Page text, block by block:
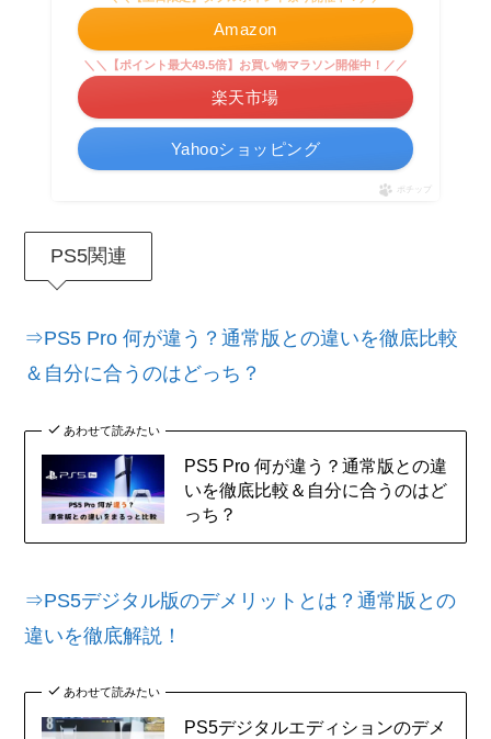
Amazon
＼＼【ポイント最大49.5倍】お買い物マラソン開催中！／／
楽天市場
Yahooショッピング
ポチップ
PS5関連
⇒PS5 Pro 何が違う？通常版との違いを徹底比較
＆自分に合うのはどっち？
あわせて読みたい
PS5 Pro 何が違う？通常版との違
いを徹底比較＆自分に合うのはど
っち？
⇒PS5デジタル版のデメリットとは？通常版との
違いを徹底解説！
あわせて読みたい
PS5デジタルエディションのデメ